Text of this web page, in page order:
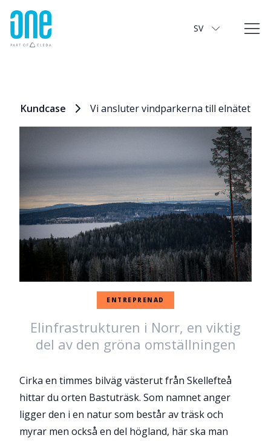
SV
Kundcase Vi ansluter vindparkerna till elnätet
ENTREPRENAD
Elinfrastrukturen i Norr, en viktig
del av den gröna omställningen
Cirka en timmes bilväg västerut från Skellefteå
hittar du orten Bastuträsk. Som namnet anger
ligger den i en natur som består av träsk och
myrar men också en del högland, här ska man